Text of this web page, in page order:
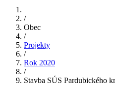
/
Obec
/
Projekty
/
Rok 2020
/
Stavba SÚS Pardubického